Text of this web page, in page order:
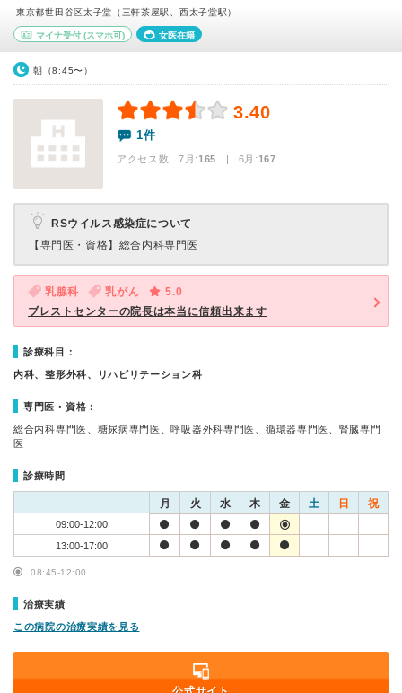
東京都世田谷区太子堂（三軒茶屋駅、西太子堂駅）
マイナ受付 (スマホ可) 女医在籍
朝（8:45〜）
3.40
1件
アクセス数 7月:165 | 6月:167
RSウイルス感染症について
【専門医・資格】 総合内科専門医
乳腺科 乳がん
5.0
ブレストセンターの院長は本当に信頼出来ます
診療科目：
内科、整形外科、リハビリテーション科
専門医・資格：
総合内科専門医、糖尿病専門医、呼吸器外科専門医、循環器専門医、腎臓専門
医
診療時間
月 火 水 木 金 土 日 祝
09:00-12:00
13:00-17:00
08:45-12:00
治療実績
この病院の治療実績を見る